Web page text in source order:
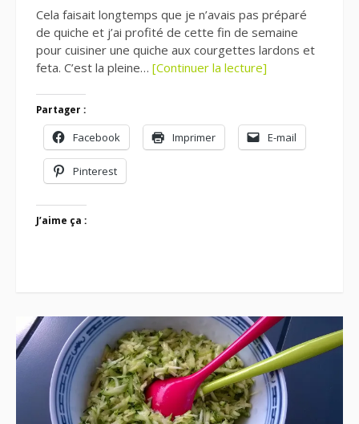
Cela faisait longtemps que je n’avais pas préparé
de quiche et j’ai profité de cette fin de semaine
pour cuisiner une quiche aux courgettes lardons et
feta. C’est la pleine… [Continuer la lecture]
Partager :
Facebook Imprimer E-mail
Pinterest
J’aime ça :